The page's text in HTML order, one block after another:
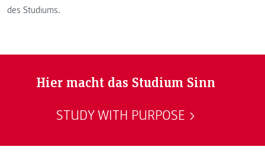
des Studiums.
Hier macht das Studium Sinn
STUDY WITH PURPOSE